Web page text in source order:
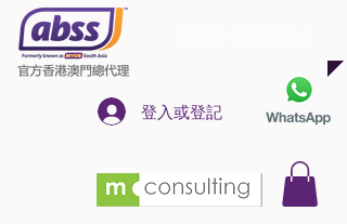
登入或登記